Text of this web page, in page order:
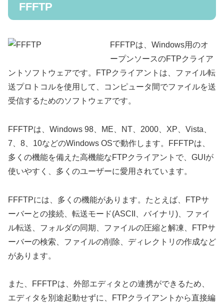
FFFTP
FFFTPは、Windows用のオ
ープンソースのFTPクライア
ントソフトウェアです。FTPクライアントは、ファイル転
送プロトコルを使用して、コンピュータ間でファイルを送
受信するためのソフトウェアです。
FFFTPは、Windows 98、ME、NT、2000、XP、Vista、
7、8、10などのWindows OSで動作します。FFFTPは、
多くの機能を備えた高機能なFTPクライアントで、GUIが
使いやすく、多くのユーザーに愛用されています。
FFFTPには、多くの機能があります。たとえば、FTPサ
ーバーとの接続、転送モード(ASCII、バイナリ)、ファイ
ル転送、フォルダの同期、ファイルの圧縮と解凍、FTPサ
ーバーの検索、ファイルの削除、ディレクトリの作成など
があります。
また、FFFTPは、外部エディタとの連携ができるため、
エディタを別途起動せずに、FTPクライアントから直接編